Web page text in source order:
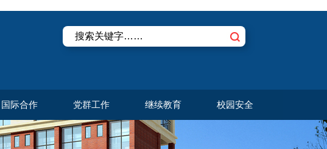
国际合作 党群工作 继续教育 校园安全